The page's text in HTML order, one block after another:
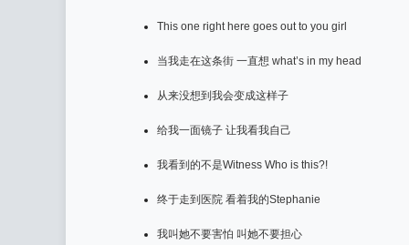
This one right here goes out to you girl
当我走在这条街 一直想 what’s in my head
从来没想到我会变成这样子
给我一面镜子 让我看我自己
我看到的不是Witness Who is this?!
终于走到医院 看着我的Stephanie
我叫她不要害怕 叫她不要担心